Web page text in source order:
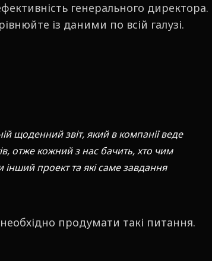
генерального директора.
із даними по всій галузі.
щоденний звіт, який в компанії веде
отже кожний з нас бачить, хто чим
інший проект та які саме завдання
продумати такі питання.